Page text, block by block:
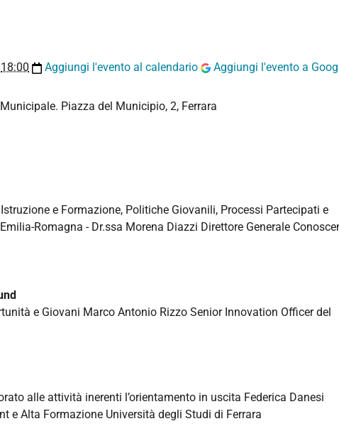
18:00 Aggiungi l'evento al calendario
Aggiungi l'evento a
Piazza del Municipio, 2, Ferrara
e Formazione, Politiche Giovanili, Processi Partecipati e
Romagna - Dr.ssa Morena Diazzi Direttore Generale
e Giovani Marco Antonio Rizzo Senior Innovation Officer del
alle attività inerenti l’orientamento in uscita Federica Danesi
e Alta Formazione Università degli Studi di Ferrara